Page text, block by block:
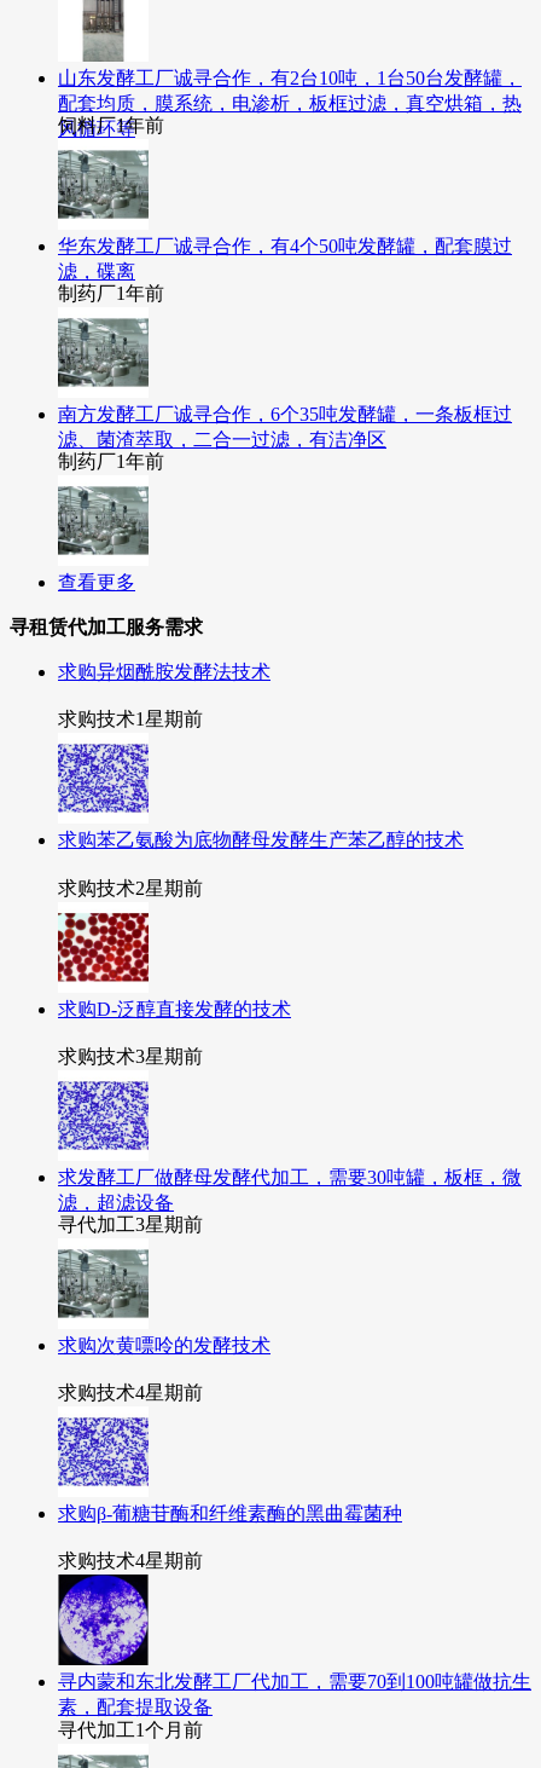
山东发酵工厂诚寻合作，有2台10吨，1台50台发酵罐，
配套均质，膜系统，电渗析，板框过滤，真空烘箱，热
风循环等
饲料厂1年前
华东发酵工厂诚寻合作，有4个50吨发酵罐，配套膜过
滤，碟离
制药厂1年前
南方发酵工厂诚寻合作，6个35吨发酵罐，一条板框过
滤、菌渣萃取，二合一过滤，有洁净区
制药厂1年前
查看更多
寻租赁代加工服务需求
求购异烟酰胺发酵法技术
求购技术1星期前
求购苯乙氨酸为底物酵母发酵生产苯乙醇的技术
求购技术2星期前
求购D-泛醇直接发酵的技术
求购技术3星期前
求发酵工厂做酵母发酵代加工，需要30吨罐，板框，微
滤，超滤设备
寻代加工3星期前
求购次黄嘌呤的发酵技术
求购技术4星期前
求购β-葡糖苷酶和纤维素酶的黑曲霉菌种
求购技术4星期前
寻内蒙和东北发酵工厂代加工，需要70到100吨罐做抗生
素，配套提取设备
寻代加工1个月前